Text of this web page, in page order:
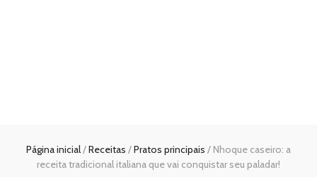
Página inicial/Receitas /Pratos principais / Nhoque caseiro: a
receita tradicional italiana que vai conquistar seu paladar!